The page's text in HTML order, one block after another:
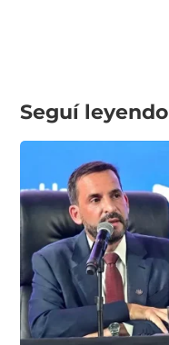
Seguí leyendo